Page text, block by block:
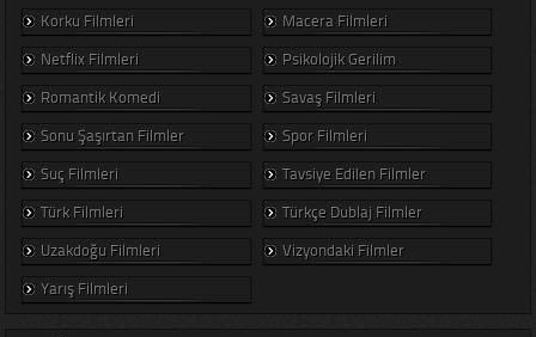
Korku Filmleri
Macera Filmleri
Netflix Filmleri
Psikolojik Gerilim
Romantik Komedi
Savaş Filmleri
Sonu Şaşırtan Filmler
Spor Filmleri
Suç Filmleri
Tavsiye Edilen Filmler
Türk Filmleri
Türkçe Dublaj Filmler
Uzakdoğu Filmleri
Vizyondaki Filmler
Yarış Filmleri